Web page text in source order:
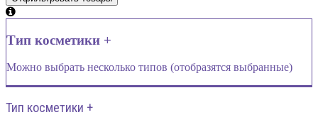
Тип косметики +
Можно выбрать несколько типов (отобразятся выбранные)
Тип косметики +